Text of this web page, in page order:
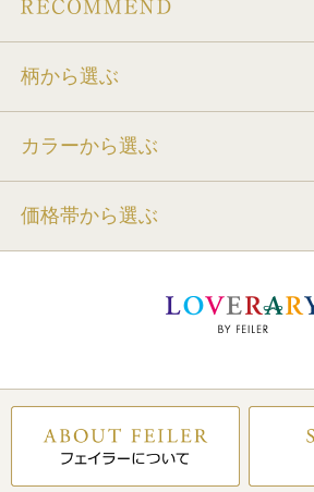
柄から選ぶ
カラーから選ぶ
価格帯から選ぶ